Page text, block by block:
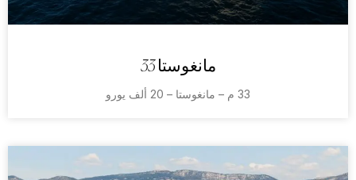
مانغوستا 33
33 م – مانغوستا – 20 ألف يورو